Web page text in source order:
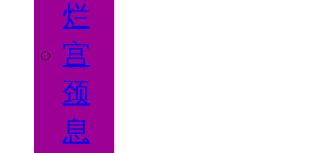
烂
宫
颈
息